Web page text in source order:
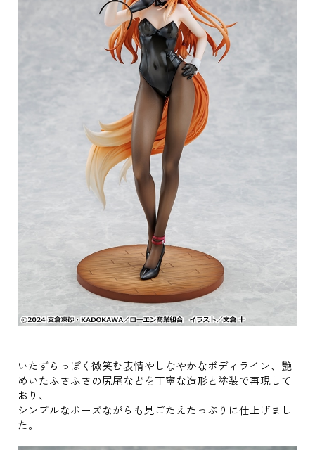
いたずらっぽく微笑む表情やしなやかなボディライン、艶
めいたふさふさの尻尾などを丁寧な造形と塗装で再現して
おり、
シンプルなポーズながらも見ごたえたっぷりに仕上げまし
た。